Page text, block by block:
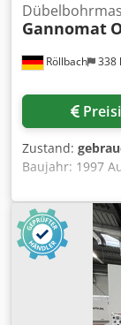
Röllbach 338
Gannomat
Zustand:
Baujahr: 1997
Bohrspindeln:
Unten &
Handrad -
Durchlass: Max.
Breite - Motor:
- Inkl. einer
Verfügbarkeit:
Lagerort: